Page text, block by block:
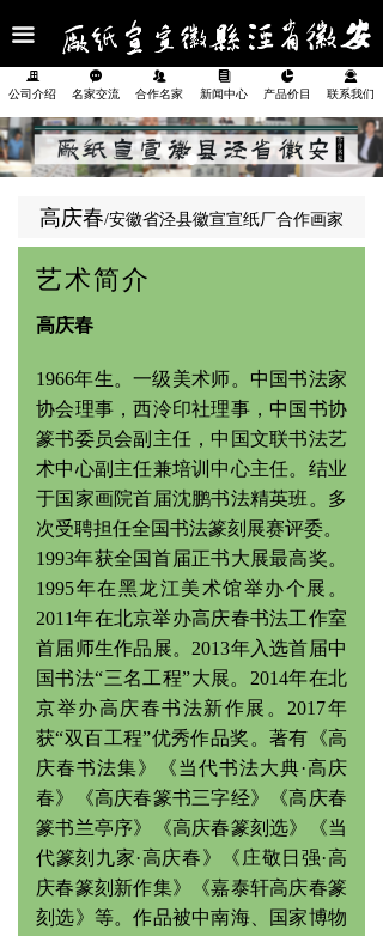
끀
首页
公司介绍
名家交流
新闻中心
产品展示
联系我们
끉
公司介绍
끁
名家交流
뀡
合作名家
뀴
新闻中心
넗
产品价目
끤
联系我们
高庆春/安徽省泾县徽宣宣纸厂合作画家
艺术简介
高庆春
1966年生。一级美术师。中国书法家
协会理事，西泠印社理事，中国书协
篆书委员会副主任，中国文联书法艺
术中心副主任兼培训中心主任。结业
于国家画院首届沈鹏书法精英班。多
次受聘担任全国书法篆刻展赛评委。
1993年获全国首届正书大展最高奖。
1995年在黑龙江美术馆举办个展。
2011年在北京举办高庆春书法工作室
首届师生作品展。2013年入选首届中
国书法“三名工程”大展。2014年在北
京举办高庆春书法新作展。2017年
获“双百工程”优秀作品奖。著有《高
庆春书法集》《当代书法大典·高庆
春》《高庆春篆书三字经》《高庆春
篆书兰亭序》《高庆春篆刻选》《当
代篆刻九家·高庆春》《庄敬日强·高
庆春篆刻新作集》《嘉泰轩高庆春篆
刻选》等。作品被中南海、国家博物